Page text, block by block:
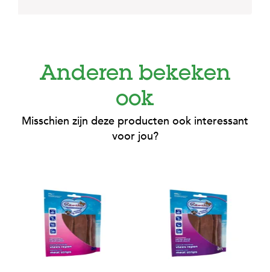
Anderen bekeken
ook
Misschien zijn deze producten ook interessant
voor jou?